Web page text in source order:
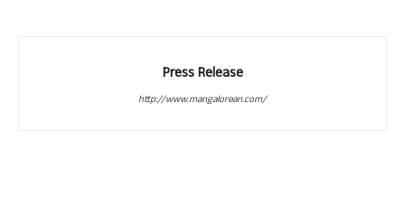
Press Release
http://www.mangalorean.com/